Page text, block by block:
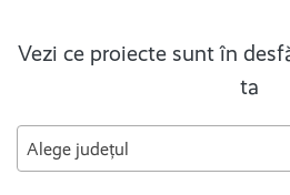
Vezi ce proiecte sunt în
ta
Alege județul